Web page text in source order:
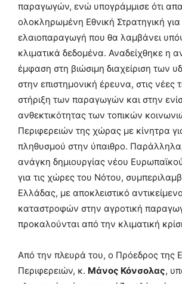
παραγωγών, ενώ υπογράμμισε ότι
ολοκληρωμένη Εθνική Στρατηγική για
ελαιοπαραγωγή που θα λαμβάνει
κλιματικά δεδομένα. Αναδείχθηκε η
έμφαση στη βιώσιμη διαχείριση των
στην επιστημονική έρευνα, στις νέες
στήριξη των παραγωγών και στην
ανθεκτικότητας των τοπικών
Περιφερειών της χώρας με κίνητρα
πληθυσμού στην ύπαιθρο.
ανάγκη δημιουργίας νέου
για τις χώρες του Νότου,
Ελλάδας, με αποκλειστικό
καταστροφών στην αγροτική
προκαλούνται από την κλιματική
Από την πλευρά του, ο Πρόεδρος της
Περιφερειών, κ. Μάνος Κόνσολας,